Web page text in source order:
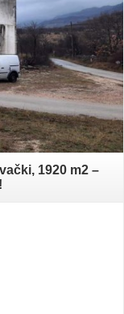
1920 m2 –